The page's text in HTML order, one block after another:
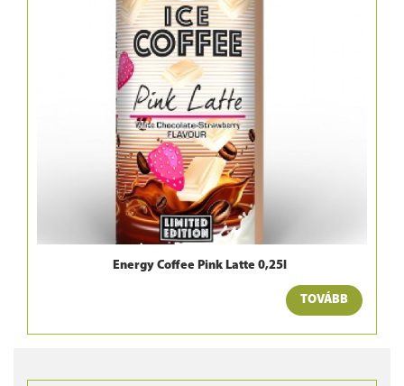
Energy Coffee Pink Latte 0,25l
TOVÁBB